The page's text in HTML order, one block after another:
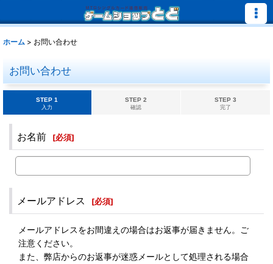
ホーム > お問い合わせ
お問い合わせ
STEP 1
入力
STEP 2
確認
STEP 3
完了
お名前 [必須]
メールアドレス [必須]
メールアドレスをお間違えの場合はお返事が届きません。ご
注意ください。
また、弊店からのお返事が迷惑メールとして処理される場合